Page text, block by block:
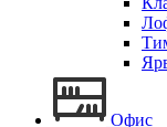
Офис